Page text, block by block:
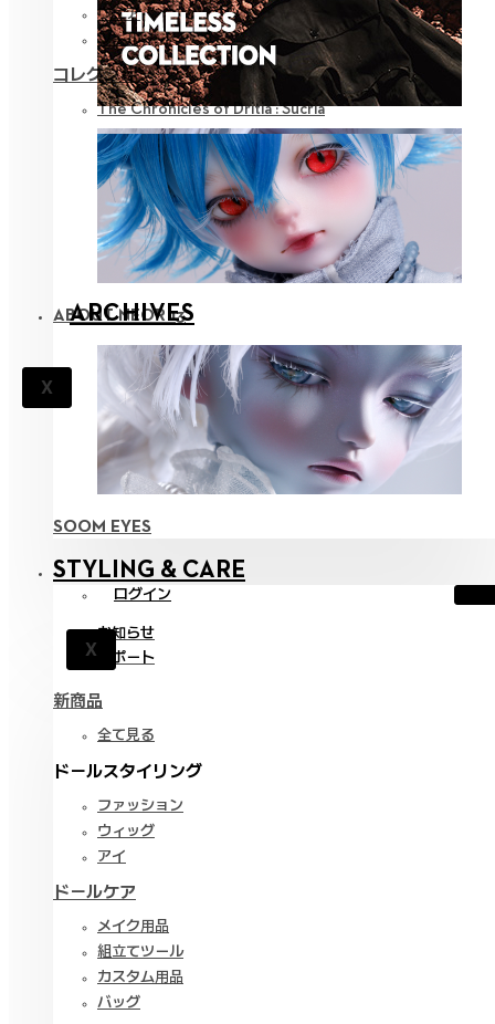
ARCHIVES
X
ウェア
ツール
コレクション
The Chronicles of Dritia : Sucria
ABOUT NEOR 13
SOOM EYES
STYLING & CARE
ログイン
X
お知らせ
サポート
新商品
全て見る
ドールスタイリング
ファッション
ウィッグ
アイ
ドールケア
メイク用品
組立てツール
カスタム用品
バッグ